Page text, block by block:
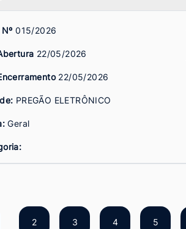
Nº015/2026
22/05/2026
22/05/2026
PREGÃO ELETRÔNICO
Geral
2 3 4 5